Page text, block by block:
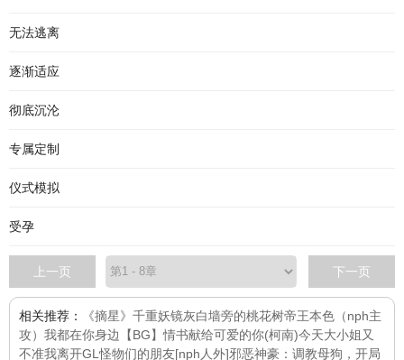
无法逃离
逐渐适应
彻底沉沦
专属定制
仪式模拟
受孕
上一页 下一页
相关推荐： 《摘星》 千重妖镜灰白墙旁的桃花树帝王本色（nph主
攻） 我都在你身边 【BG】情书献给可爱的你(柯南)今天大小姐又
不准我离开GL怪物们的朋友[nph人外]邪恶神豪：调教母狗，开局